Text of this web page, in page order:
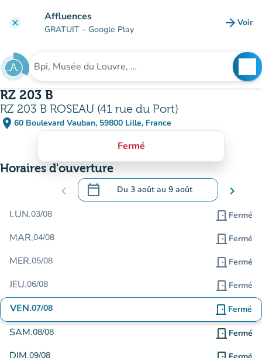
clear Affluences
GRATUIT – Google Play arrow_forward Voir
Rechercher un établissement
RZ 203 B
RZ 203 B ROSEAU (41 rue du Port)
place 60 Boulevard Vauban, 59800 Lille, France
(ouvrir dans Google Maps)
(nouvel onglet)
Fermé
Horaires d'ouverture
chevron_left calendar_today Du 3 aoûtau 9 août
.Ouvrir le calendrier pour changer de
chevron_right
LUN.03/08 door_front Fermé
MAR.04/08 door_front Fermé
MER.05/08 door_front Fermé
JEU.06/08 door_front Fermé
VEN.07/08 door_front Fermé
SAM.08/08 door_front Fermé
09/08